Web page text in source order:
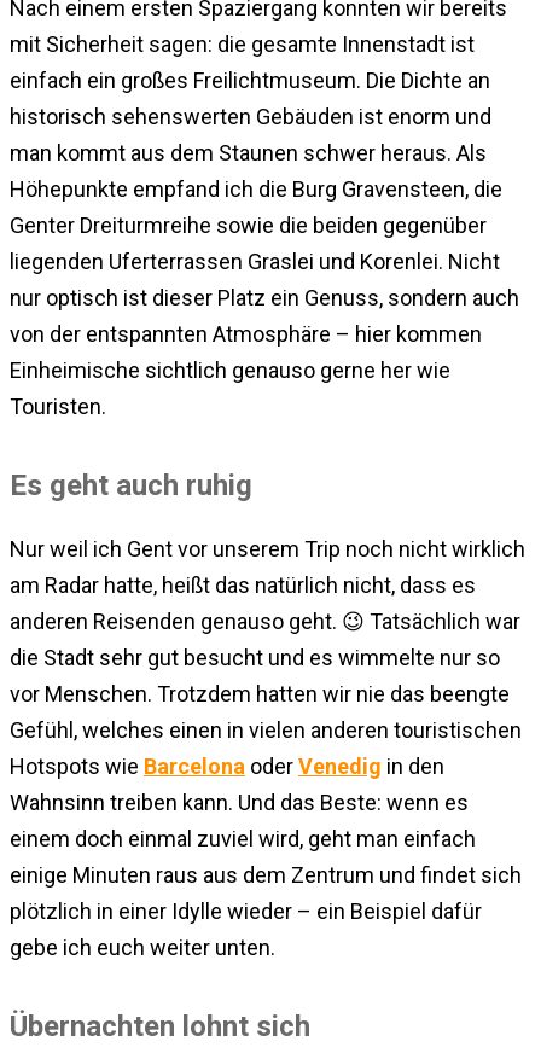
Nach einem ersten Spaziergang konnten wir bereits
mit Sicherheit sagen: die gesamte Innenstadt ist
einfach ein großes Freilichtmuseum. Die Dichte an
historisch sehenswerten Gebäuden ist enorm und
man kommt aus dem Staunen schwer heraus. Als
Höhepunkte empfand ich die Burg Gravensteen, die
Genter Dreiturmreihe sowie die beiden gegenüber
liegenden Uferterrassen Graslei und Korenlei. Nicht
nur optisch ist dieser Platz ein Genuss, sondern auch
von der entspannten Atmosphäre – hier kommen
Einheimische sichtlich genauso gerne her wie
Touristen.
Es geht auch ruhig
Nur weil ich Gent vor unserem Trip noch nicht wirklich
am Radar hatte, heißt das natürlich nicht, dass es
anderen Reisenden genauso geht. 😉 Tatsächlich war
die Stadt sehr gut besucht und es wimmelte nur so
vor Menschen. Trotzdem hatten wir nie das beengte
Gefühl, welches einen in vielen anderen touristischen
Hotspots wie Barcelona oderVenedig in den
Wahnsinn treiben kann. Und das Beste: wenn es
einem doch einmal zuviel wird, geht man einfach
einige Minuten raus aus dem Zentrum und findet sich
plötzlich in einer Idylle wieder – ein Beispiel dafür
gebe ich euch weiter unten.
Übernachten lohnt sich